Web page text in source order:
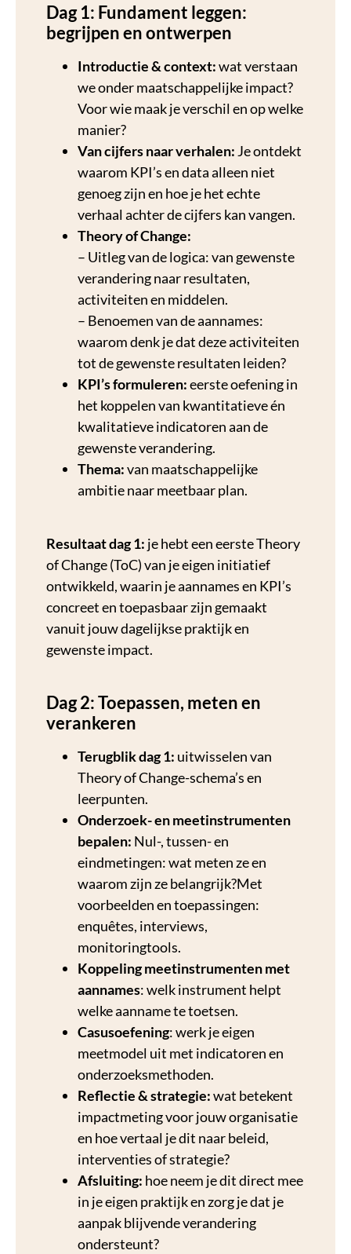
Dag 1: Fundament leggen:
begrijpen en ontwerpen
Introductie & context:wat verstaan
we onder maatschappelijke impact?
Voor wie maak je verschil en op welke
manier?
Van cijfers naar verhalen: Je ontdekt
waarom KPI’s en data alleen niet
genoeg zijn en hoe je het echte
verhaal achter de cijfers kan vangen.
Theory of Change:
– Uitleg van de logica: van gewenste
verandering naar resultaten,
activiteiten en middelen.
– Benoemen van de aannames:
waarom denk je dat deze activiteiten
tot de gewenste resultaten leiden?
KPI’s formuleren:eerste oefening in
het koppelen van kwantitatieve én
kwalitatieve indicatoren aan de
gewenste verandering.
Thema:van maatschappelijke
ambitie naar meetbaar plan.
Resultaat dag 1: je hebt een eerste Theory
of Change (ToC) van je eigen initiatief
ontwikkeld, waarin je aannames en KPI’s
concreet en toepasbaar zijn gemaakt
vanuit jouw dagelijkse praktijk en
gewenste impact.
Dag 2: Toepassen, meten en
verankeren
Terugblik dag 1: uitwisselen van
Theory of Change-schema’s en
leerpunten.
Onderzoek- en meetinstrumenten
bepalen: Nul-, tussen- en
eindmetingen: wat meten ze en
waarom zijn ze belangrijk?Met
voorbeelden en toepassingen:
enquêtes, interviews,
monitoringtools.
Koppeling meetinstrumenten met
aannames: welk instrument helpt
welke aanname te toetsen.
Casusoefening:werk je eigen
meetmodel uit met indicatoren en
onderzoeksmethoden.
Reflectie & strategie:wat betekent
impactmeting voor jouw organisatie
en hoe vertaal je dit naar beleid,
interventies of strategie?
Afsluiting: hoe neem je dit direct mee
in je eigen praktijk en zorg je dat je
aanpak blijvende verandering
ondersteunt?